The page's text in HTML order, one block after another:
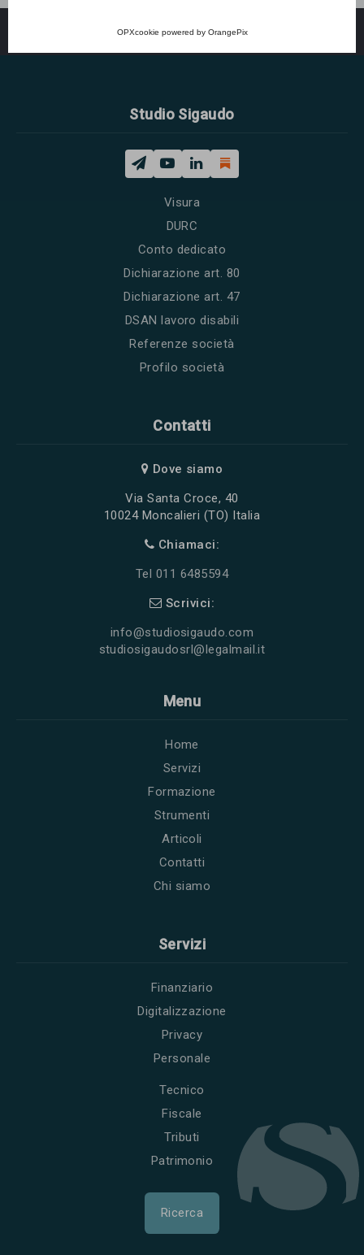
OPXcookie powered by OrangePix
Tutti gli orari sono
Studio Sigaudo
Visura
DURC
Conto dedicato
Dichiarazione art. 80
Dichiarazione art. 47
DSAN lavoro disabili
Referenze società
Profilo società
Contatti
Dove siamo
Via Santa Croce, 40
10024 Moncalieri (TO) Italia
Chiamaci:
Tel 011 6485594
Scrivici:
info@studiosigaudo.com
studiosigaudosrl@legalmail.it
Menu
Home
Servizi
Formazione
Strumenti
Articoli
Contatti
Chi siamo
Servizi
Finanziario
Digitalizzazione
Privacy
Personale
Tecnico
Fiscale
Tributi
Patrimonio
Ricerca